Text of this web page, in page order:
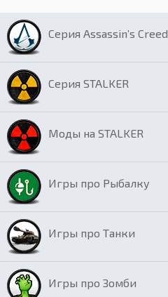
Серия Assassin’s Creed
Серия STALKER
Моды на STALKER
Игры про Рыбалку
Игры про Танки
Игры про Зомби